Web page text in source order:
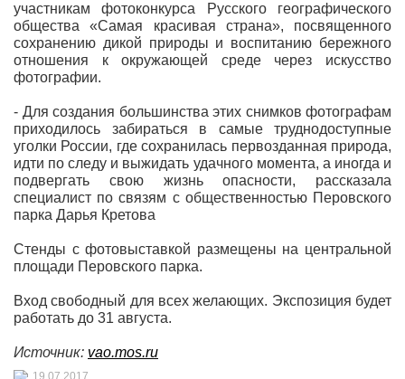
участникам фотоконкурса Русского географического
общества «Самая красивая страна», посвященного
сохранению дикой природы и воспитанию бережного
отношения к окружающей среде через искусство
фотографии.
- Для создания большинства этих снимков фотографам
приходилось забираться в самые труднодоступные
уголки России, где сохранилась первозданная природа,
идти по следу и выжидать удачного момента, а иногда и
подвергать свою жизнь опасности, рассказала
специалист по связям с общественностью Перовского
парка Дарья Кретова
Стенды с фотовыставкой размещены на центральной
площади Перовского парка.
Вход свободный для всех желающих. Экспозиция будет
работать до 31 августа.
Источник: vao.mos.ru
19.07.2017